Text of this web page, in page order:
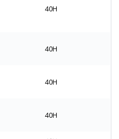
40H
40H
40H
40H